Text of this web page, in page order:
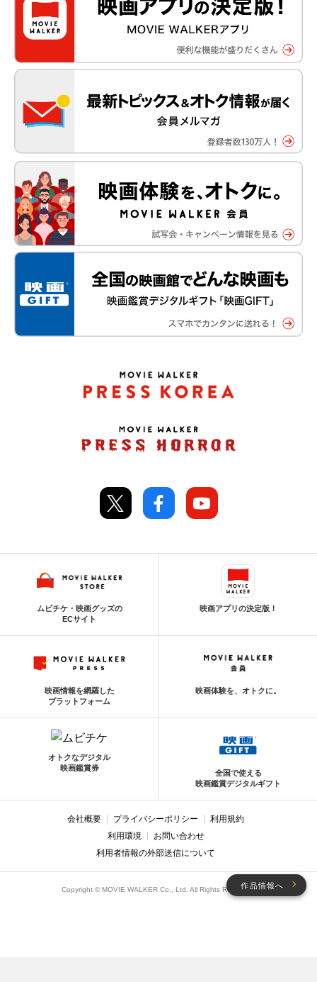
作品情報へ
ムビチケ・映画グッズの
ECサイト
映画アプリの決定版！
映画情報を網羅した
プラットフォーム
映画体験を、オトクに。
オトクなデジタル
映画鑑賞券
全国で使える
映画鑑賞デジタルギフト
会社概要 プライバシーポリシー
利用規約
利用環境
お問い合わせ
利用者情報の外部送信について
Copyright © MOVIE WALKER Co., Ltd. All Rights Reserved.